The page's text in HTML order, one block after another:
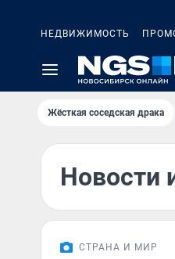
НЕДВИЖИМОСТЬ
Жёсткая соседская драка
Новости
СТРАНА И МИР